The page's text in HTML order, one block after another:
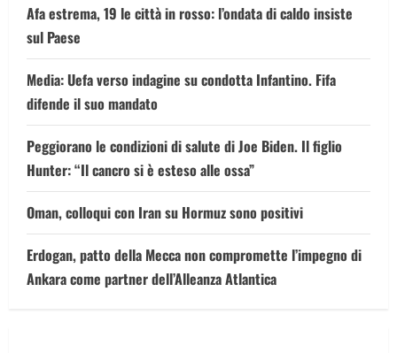
Afa estrema, 19 le città in rosso: l’ondata di caldo insiste
sul Paese
Media: Uefa verso indagine su condotta Infantino. Fifa
difende il suo mandato
Peggiorano le condizioni di salute di Joe Biden. Il figlio
Hunter: “Il cancro si è esteso alle ossa”
Oman, colloqui con Iran su Hormuz sono positivi
Erdogan, patto della Mecca non compromette l’impegno di
Ankara come partner dell’Alleanza Atlantica